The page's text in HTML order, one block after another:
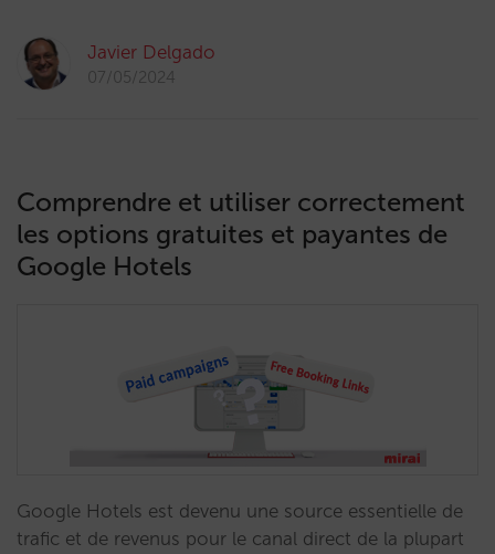
Javier Delgado
07/05/2024
Comprendre et utiliser correctement
les options gratuites et payantes de
Google Hotels
Google Hotels est devenu une source essentielle de
trafic et de revenus pour le canal direct de la plupart